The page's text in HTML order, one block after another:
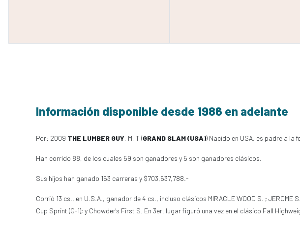
Información disponible desde 1986 en adelante
Por: 2009 THE LUMBER GUY, M, T (GRAND SLAM (USA)) Nacido en USA, es padre a la
Han corrido 88, de los cuales 59 son ganadores y 5 son ganadores clásicos.
Sus hijos han ganado 163 carreras y $703,637,788.-
Corrió 13 cs., en U.S.A., ganador de 4 cs., incluso clásicos MIRACLE WOOD S. ; JEROME
Cup Sprint (G-1); y Chowder's First S. En 3er. lugar figuró una vez en el clásico Fall